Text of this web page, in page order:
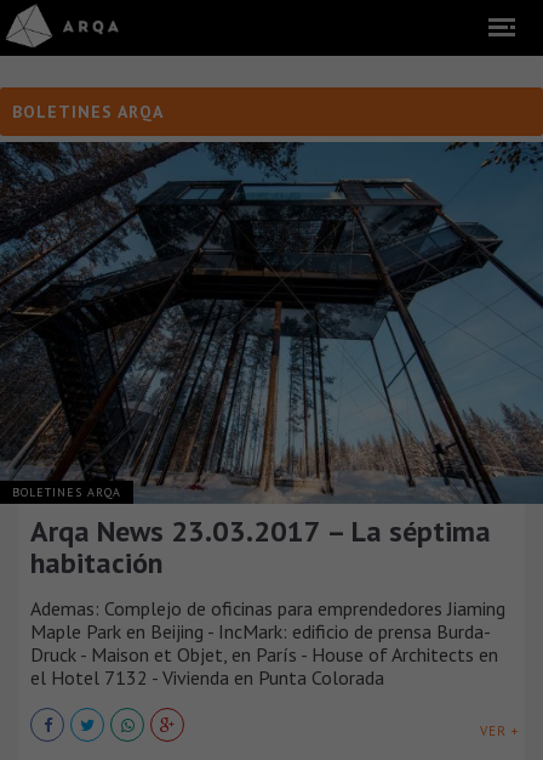
BOLETINES ARQA
BOLETINES ARQA
Arqa News 23.03.2017 – La séptima
habitación
Ademas: Complejo de oficinas para emprendedores Jiaming
Maple Park en Beijing - ​​In​c​Mark: edificio de prensa ​Burda-
Druck - Maison et Objet, en París - House of Architects en
el Hotel 7132 - Vivienda en Punta Colorada
VER +